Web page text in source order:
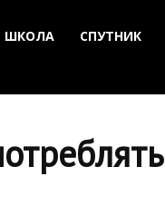
ШКОЛА СПУТНИК